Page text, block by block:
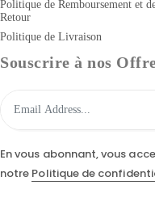
Politique de Remboursement et
Retour
Politique de Livraison
Souscrire à nos
En vous abonnant, vous
notre Politique de